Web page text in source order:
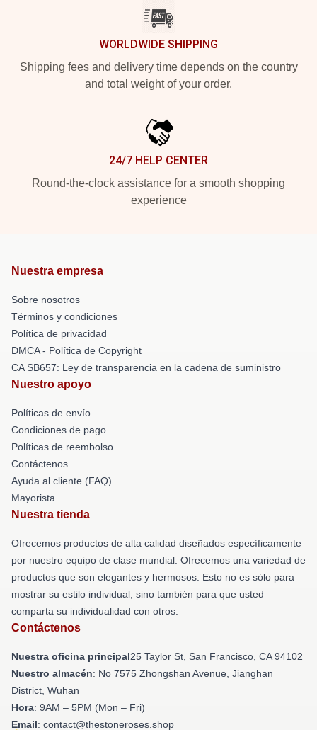
WORLDWIDE SHIPPING
Shipping fees and delivery time depends on the country
and total weight of your order.
24/7 HELP CENTER
Round-the-clock assistance for a smooth shopping
experience
Nuestra empresa
Sobre nosotros
Términos y condiciones
Política de privacidad
DMCA - Política de Copyright
CA SB657: Ley de transparencia en la cadena de suministro
Nuestro apoyo
Políticas de envío
Condiciones de pago
Políticas de reembolso
Contáctenos
Ayuda al cliente (FAQ)
Mayorista
Nuestra tienda
Ofrecemos productos de alta calidad diseñados específicamente
por nuestro equipo de clase mundial. Ofrecemos una variedad de
productos que son elegantes y hermosos. Esto no es sólo para
mostrar su estilo individual, sino también para que usted
comparta su individualidad con otros.
Contáctenos
Nuestra oficina principal25 Taylor St, San Francisco, CA 94102
Nuestro almacén: No 7575 Zhongshan Avenue, Jianghan
District, Wuhan
Hora: 9AM – 5PM (Mon – Fri)
Email: contact@thestoneroses.shop